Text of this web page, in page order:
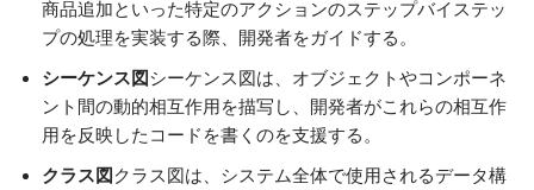
商品追加といった特定のアクションのステップバイステッ
プの処理を実装する際、開発者をガイドする。
シーケンス図シーケンス図は、オブジェクトやコンポーネ
ント間の動的相互作用を描写し、開発者がこれらの相互作
用を反映したコードを書くのを支援する。
クラス図 クラス図は、システム全体で使用されるデータ構